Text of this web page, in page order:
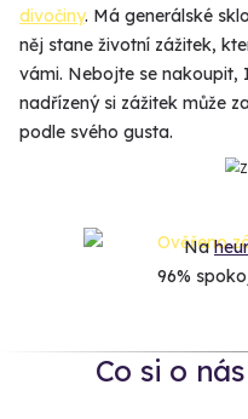
divočiny. Má generálské
něj stane životní zážitek,
vámi. Nebojte se nakoupit,
nadřízený si zážitek může
podle svého gusta.
Na
96%
Co si o